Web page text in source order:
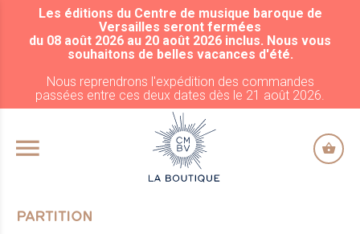
ALLER AU CONTENU PRINCIPAL
Les éditions du Centre de musique baroque de
Versailles seront fermées
du 08 août 2026 au 20 août 2026 inclus. Nous vous
souhaitons de belles vacances d'été.
Nous reprendrons l'expédition des commandes
passées entre ces deux dates dès le 21 août 2026.
PARTITION